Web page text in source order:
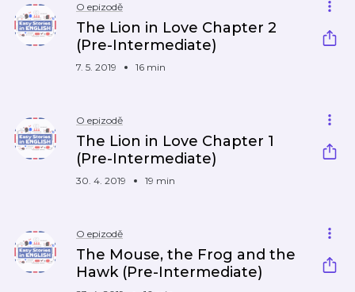
O epizodě
The Lion in Love Chapter 2
(Pre-Intermediate)
7. 5. 2019 16 min
O epizodě
The Lion in Love Chapter 1
(Pre-Intermediate)
30. 4. 2019 19 min
O epizodě
The Mouse, the Frog and the
Hawk (Pre-Intermediate)